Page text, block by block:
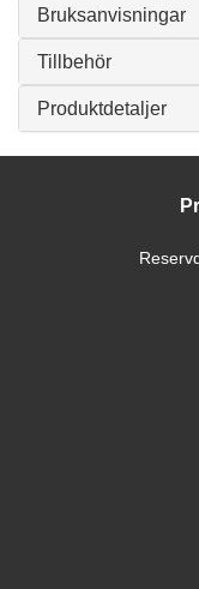
Bruksanvisningar
Tillbehör
Produktdetaljer